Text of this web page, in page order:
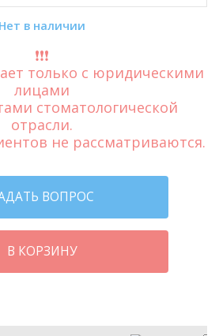
Нет в наличии
❗️❗️❗️
только с юридическими
лицами
стоматологической
отрасли.
не рассматриваются.
ВОПРОС
В КОРЗИНУ